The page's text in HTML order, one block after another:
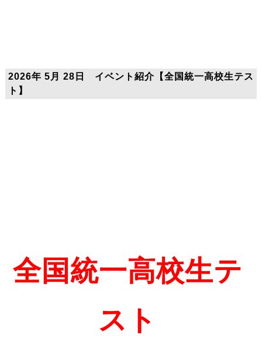
2026年 5月 28日 イベント紹介【全国統一高校生テス
ト】
全国統一高校生テ
スト